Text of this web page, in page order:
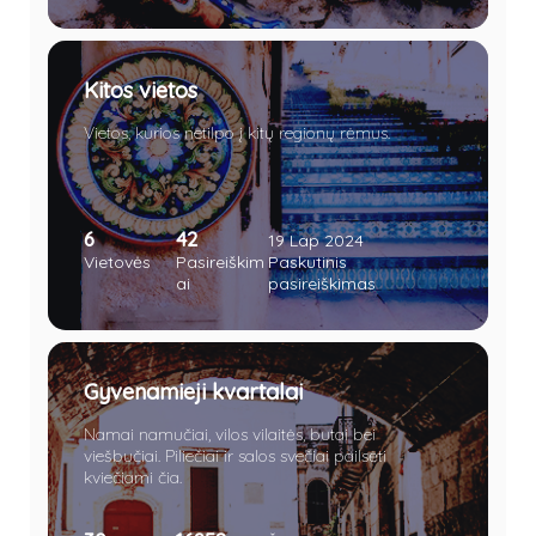
Kitos vietos
Vietos, kurios netilpo į kitų regionų rėmus.
6
Vietovės
42
Pasireiškim
ai
19 Lap 2024
Paskutinis
pasireiškimas
Gyvenamieji kvartalai
Namai namučiai, vilos vilaitės, butai bei
viešbučiai. Piliečiai ir salos svečiai pailsėti
kviečiami čia.